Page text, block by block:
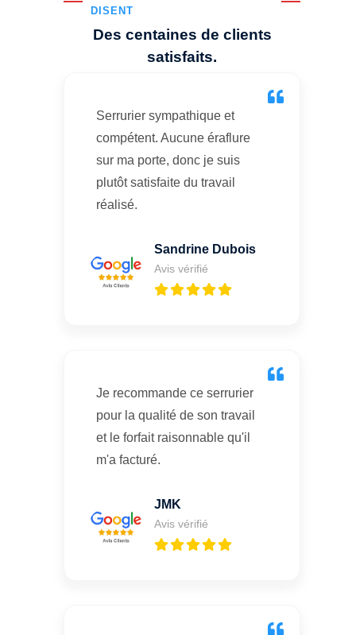
DISENT
Des centaines de clients
satisfaits.
Serrurier sympathique et
compétent. Aucune éraflure
sur ma porte, donc je suis
plutôt satisfaite du travail
réalisé.
Sandrine Dubois
Avis vérifié
Je recommande ce serrurier
pour la qualité de son travail
et le forfait raisonnable qu'il
m'a facturé.
JMK
Avis vérifié